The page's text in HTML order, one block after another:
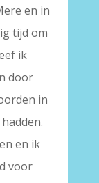
en in
tijd om
ik
door
in
en ik
voor